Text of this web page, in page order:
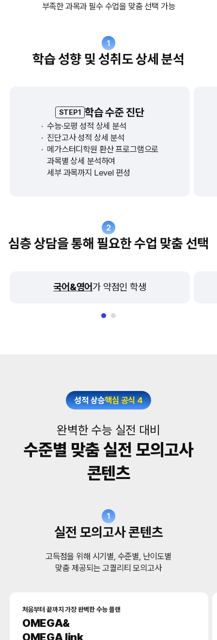
부족한 과목과 필수 수업을 맞춤 선택 가능
1
학습 성향 및 성취도 상세 분석
STEP1 학습 수준 진단
· 수능·모평 성적 상세 분석
· 진단고사 성적 상세 분석
· 메가스터디학원 환산 프로그램으로
과목별 상세 분석하여
세부 과목까지 Level 편성
2
심층 상담을 통해 필요한 수업 맞춤 선택
국어&영어 가 약점인 학생
성적 상승핵심 공식 4
완벽한 수능 실전 대비
수준별 맞춤 실전 모의고사
콘텐츠
1
실전 모의고사 콘텐츠
고득점을 위해 시기별, 수준별, 난이도별
맞춤 제공되는 고퀄리티 모의고사
처음부터 끝까지 가장 완벽한 수능 플랜
OMEGA&
OMEGA link